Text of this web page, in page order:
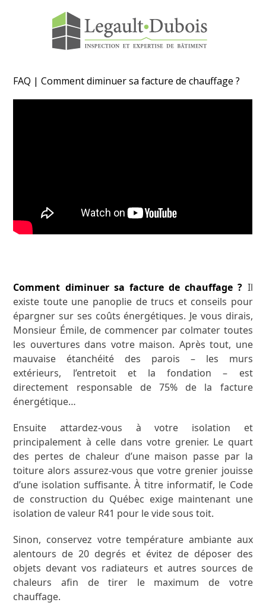
FAQ | Comment diminuer sa facture de chauffage ?
Comment diminuer sa facture de chauffage ? Il
existe toute une panoplie de trucs et conseils pour
épargner sur ses coûts énergétiques. Je vous dirais,
Monsieur Émile, de commencer par colmater toutes
les ouvertures dans votre maison. Après tout, une
mauvaise étanchéité des parois – les murs
extérieurs, l’entretoit et la fondation – est
directement responsable de 75% de la facture
énergétique…
Ensuite attardez-vous à votre isolation et
principalement à celle dans votre grenier. Le quart
des pertes de chaleur d’une maison passe par la
toiture alors assurez-vous que votre grenier jouisse
d’une isolation suffisante. À titre informatif, le Code
de construction du Québec exige maintenant une
isolation de valeur R41 pour le vide sous toit.
Sinon, conservez votre température ambiante aux
alentours de 20 degrés et évitez de déposer des
objets devant vos radiateurs et autres sources de
chaleurs afin de tirer le maximum de votre
chauffage.